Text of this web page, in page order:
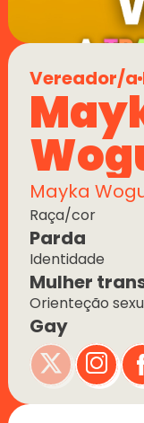
Vereador/a
Mayka
Parda
Raça/cor
Mulher
Identidade
Gay
Orienteção